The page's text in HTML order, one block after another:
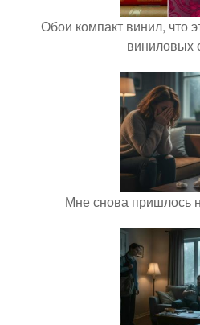
Обои компакт винил, что
виниловых
Мне снова пришлось